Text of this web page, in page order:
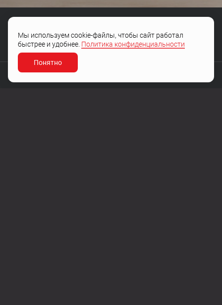
+7 (4722) 505-504
Остались вопросы?
МЫ ПРОЕКТИРУЕМ ЖИЗНЬ
Мы используем cookie-файлы, чтобы сайт работал
быстрее и удобнее. Политика конфиденциальности
Понятно